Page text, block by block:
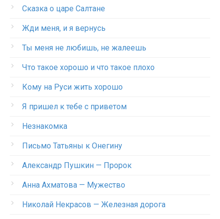
Сказка о царе Салтане
Жди меня, и я вернусь
Ты меня не любишь, не жалеешь
Что такое хорошо и что такое плохо
Кому на Руси жить хорошо
Я пришел к тебе с приветом
Незнакомка
Письмо Татьяны к Онегину
Александр Пушкин — Пророк
Анна Ахматова — Мужество
Николай Некрасов — Железная дорога